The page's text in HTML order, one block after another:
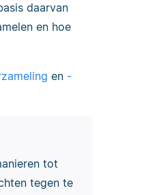
daarvan
en hoe
en -
tot
tegen te